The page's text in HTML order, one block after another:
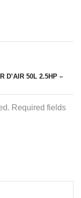
D’AIR 50L 2.5HP –
Required fields